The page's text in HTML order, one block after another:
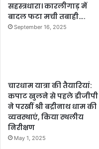
सहस्त्रधारा। कारलीगाड़ में
बादल फटा मची तबाही….
September 16, 2025
चारधाम यात्रा की तैयारियां:
कपाट खुलने से पहले डीजीपी
ने परखीं श्री बद्रीनाथ धाम की
व्यवस्थाएं, किया स्थलीय
निरीक्षण
May 1, 2025